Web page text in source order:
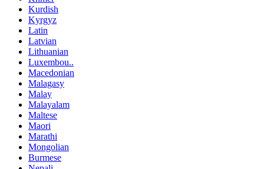
Kurdish
Kyrgyz
Latin
Latvian
Lithuanian
Luxembou..
Macedonian
Malagasy
Malay
Malayalam
Maltese
Maori
Marathi
Mongolian
Burmese